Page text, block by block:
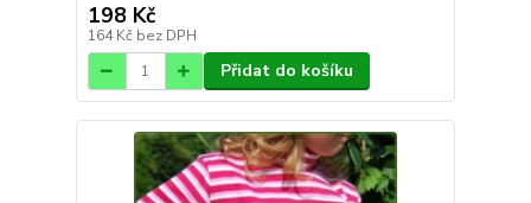
198 Kč
164 Kč bez DPH
Přidat do košíku